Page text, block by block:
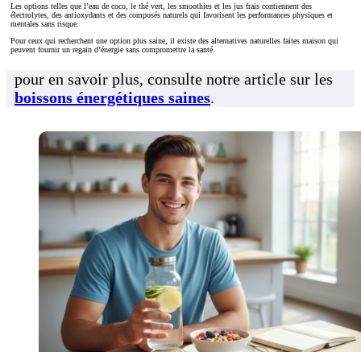
Les options telles que l’eau de coco, le thé vert, les smoothies et les jus frais contiennent des
électrolytes, des antioxydants et des composés naturels qui favorisent les performances physiques et
mentales sans risque.
Pour ceux qui recherchent une option plus saine, il existe des alternatives naturelles faites maison qui
peuvent fournir un regain d’énergie sans compromettre la santé.
pour en savoir plus, consulte notre article sur les
boissons énergétiques saines.